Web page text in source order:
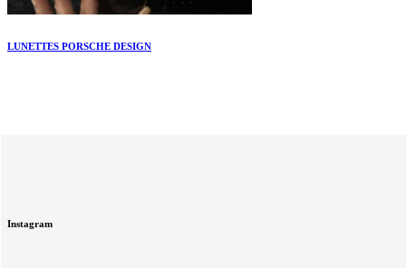
LUNETTES PORSCHE DESIGN
Instagram